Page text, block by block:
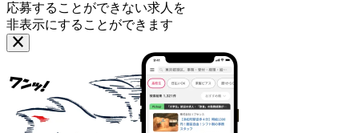
応募することができない求人を
非表示にすることができます